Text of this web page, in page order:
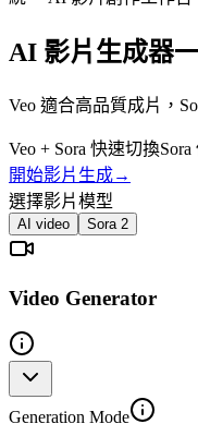
AI 影片生成器
Veo 適合高品質成片，
Veo + Sora 快速切換
開始影片生成→
選擇影片模型
AI video Sora 2
Video Generator
Generation Mode